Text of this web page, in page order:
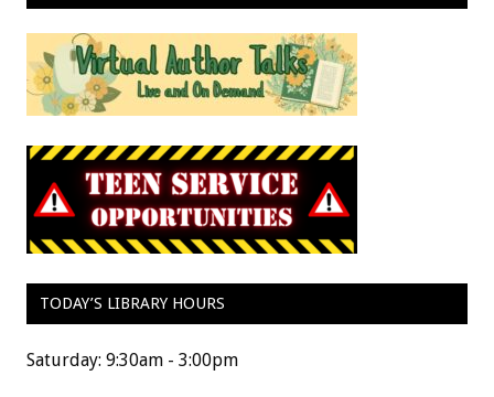
TODAY’S LIBRARY HOURS
Saturday: 9:30am - 3:00pm